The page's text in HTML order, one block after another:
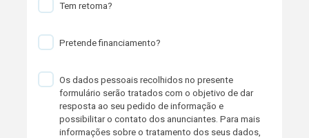
Tem retoma?
Pretende financiamento?
Os dados pessoais recolhidos no presente
formulário serão tratados com o objetivo de dar
resposta ao seu pedido de informação e
possibilitar o contato dos anunciantes. Para mais
informações sobre o tratamento dos seus dados,